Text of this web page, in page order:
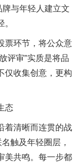
牌与年轻人建立文
票环节，将公众意
评审”实质是将品
仅收集创意，更构
态
着清晰而连贯的战
触及年轻圈层，
美共鸣。每一步都